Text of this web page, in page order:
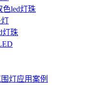
色led灯珠
灯珠
灯应用案例